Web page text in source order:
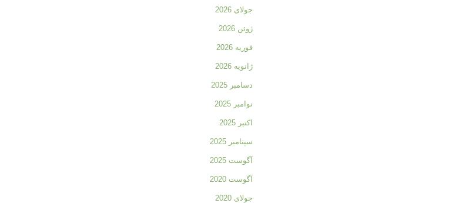
جولای 2026
ژوئن 2026
فوریه 2026
ژانویه 2026
دسامبر 2025
نوامبر 2025
اکتبر 2025
سپتامبر 2025
آگوست 2025
آگوست 2020
جولای 2020